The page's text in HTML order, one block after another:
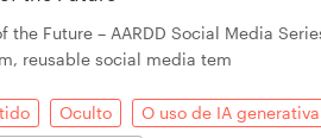
the Future – AARDD Social Media
reusable social media tem
Oculto O uso de IA